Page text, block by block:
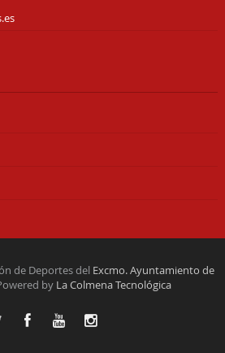
de Deportes del Excmo. Ayuntamiento de
by La Colmena Tecnológica